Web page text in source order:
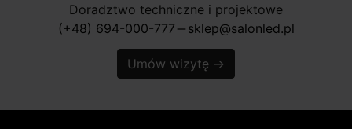
Doradztwo techniczne i projektowe
(+48) 694-000-777 horizontal_rule sklep@salonled.pl
Umów wizytę →